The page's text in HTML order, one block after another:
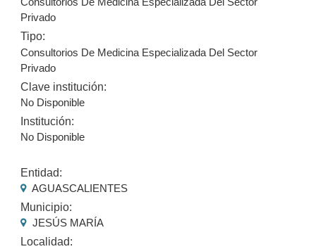
Privado
Tipo:
Consultorios De Medicina Especializada Del Sector
Privado
Clave institución:
No Disponible
Institución:
No Disponible
Entidad:
AGUASCALIENTES
Municipio:
JESÚS MARÍA
Localidad: